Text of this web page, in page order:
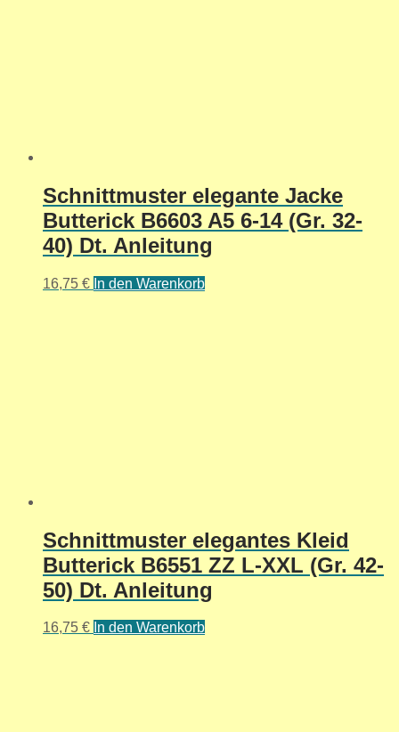
Schnittmuster elegante Jacke
Butterick B6603 A5 6-14 (Gr. 32-
40) Dt. Anleitung
16,75 € In den Warenkorb
Schnittmuster elegantes Kleid
Butterick B6551 ZZ L-XXL (Gr. 42-
50) Dt. Anleitung
16,75 € In den Warenkorb